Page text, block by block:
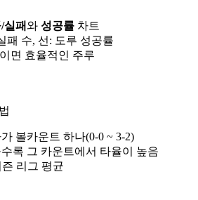
실패와 성공률 차트
패 수, 선: 도루 성공률
면 효율적인 주루
볼카운트 하나(0-0 ~ 3-2)
록 그 카운트에서 타율이 높음
리그 평균